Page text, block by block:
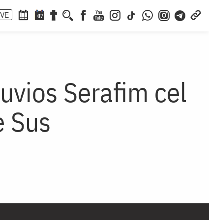
07
Serafim cel
Sus